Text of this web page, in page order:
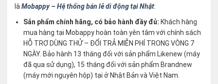
là Mobappy – Hệ thống bán lẻ di động tại Nhật:
Sản phẩm chính hãng, có bảo hành đầy đủ: Khách hàng
mua hàng tại Mobappy hoàn toàn yên tâm với chính sách
HỖ TRỢ DÙNG THỬ – ĐỔI TRẢ MIỄN PHÍ TRONG VÒNG 7
NGÀY. Bảo hành 13 tháng đối với sản phẩm Likenew (máy
đã qua sử dụng), 15 tháng đối với sản phẩm Brandnew
(máy mới nguyên hộp) tại ở Nhật Bản và Việt Nam.